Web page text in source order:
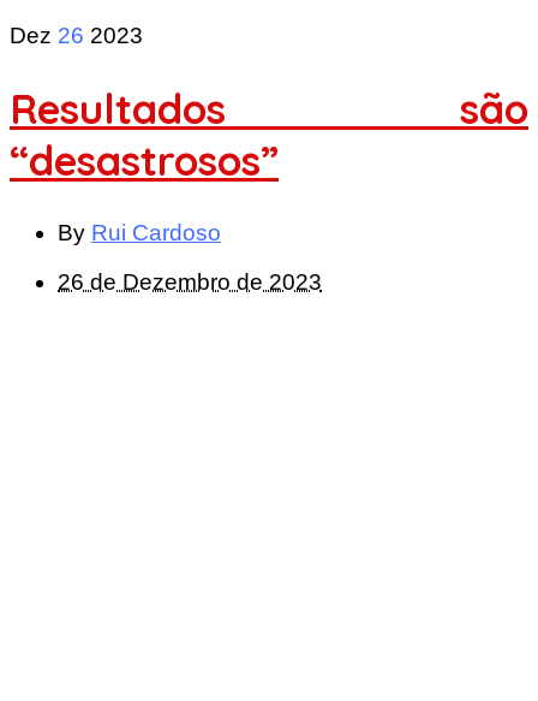
Dez 26 2023
Resultados são
“desastrosos”
By Rui Cardoso
26 de Dezembro de 2023